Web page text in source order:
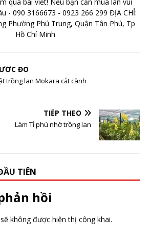
qua bài viết! Nếu bạn cần mua lan vui
- 090 3166673 - 0923 266 299 ĐỊA CHỈ:
Phường Phú Trung, Quận Tân Phú, Tp
Hồ Chí Minh
ĐÓ
trồng lan Mokara cắt cành
TIẾP THEO
Làm Tỉ phú nhờ trồng lan
TIÊN
hồi
không được hiện thị công khai.